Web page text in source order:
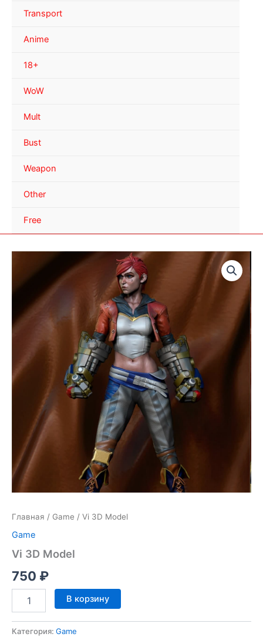
Transport
Anime
18+
WoW
Mult
Bust
Weapon
Other
Free
Главная / Game / Vi 3D Model
Game
Vi 3D Model
750 ₽
Количество
товара
3D
В корзину
Категория: Game